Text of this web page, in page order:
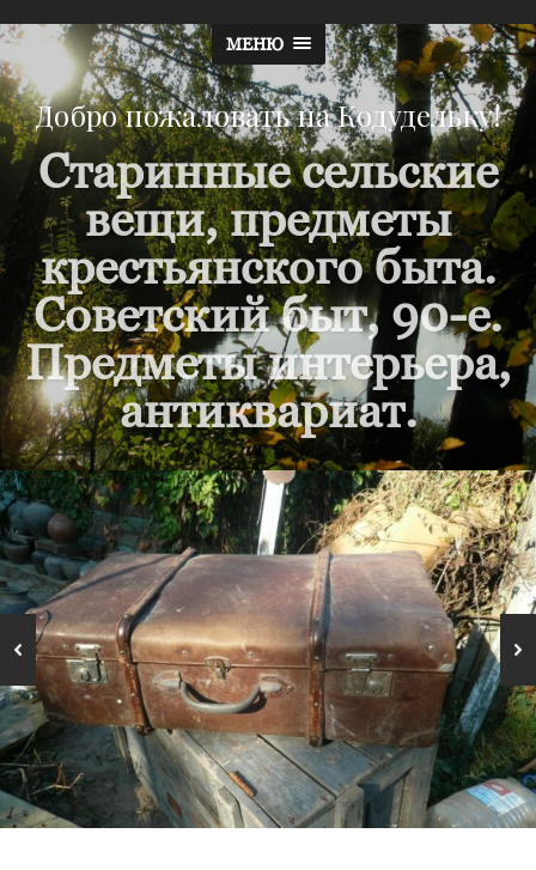
МЕНЮ
Добро пожаловать на Кодудельку!
Старинные сельские
вещи, предметы
крестьянского быта.
Советский быт, 90-е.
Предметы интерьера,
антиквариат.